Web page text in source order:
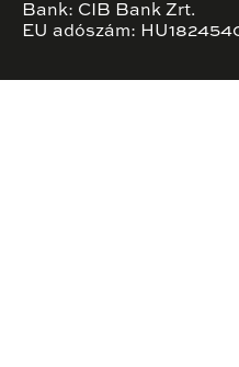
Bank: CIB Bank Zrt.
EU adószám: